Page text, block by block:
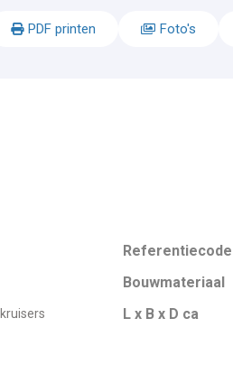
PDF printen Foto's
Referentiecode
Bouwmateriaal
L x B x D ca